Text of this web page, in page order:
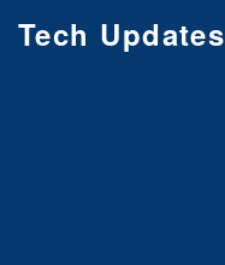
Tech Updates